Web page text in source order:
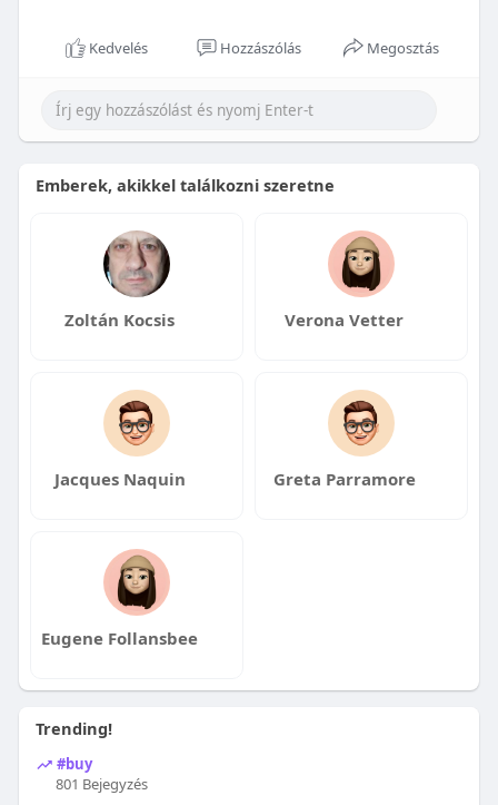
Kedvelés Hozzászólás Megosztás
Emberek, akikkel találkozni szeretne
Zoltán Kocsis Verona Vetter
Jacques Naquin Greta Parramore
Eugene Follansbee
Trending!
#buy
801 Bejegyzés